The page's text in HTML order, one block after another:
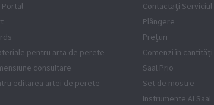
Portal
pentru arta de perete
consultare
editarea artei de perete
Contactați Serviciul
Plângere
Prețuri
Comenzi în cantități
Saal Prio
Set de mostre
Instrumente AI Saal